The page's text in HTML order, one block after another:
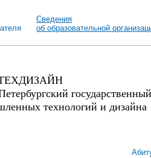
Сведения
об образовательной
технологий и дизайна